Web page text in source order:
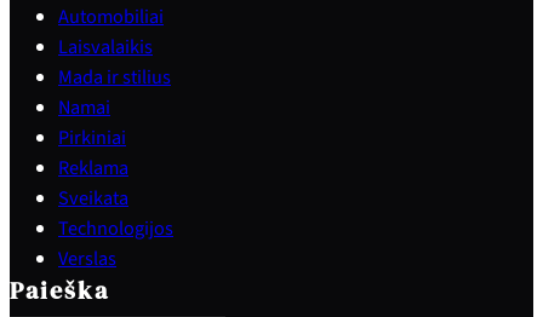
Automobiliai
Laisvalaikis
Mada ir stilius
Namai
Pirkiniai
Reklama
Sveikata
Technologijos
Verslas
Paieška
e
a